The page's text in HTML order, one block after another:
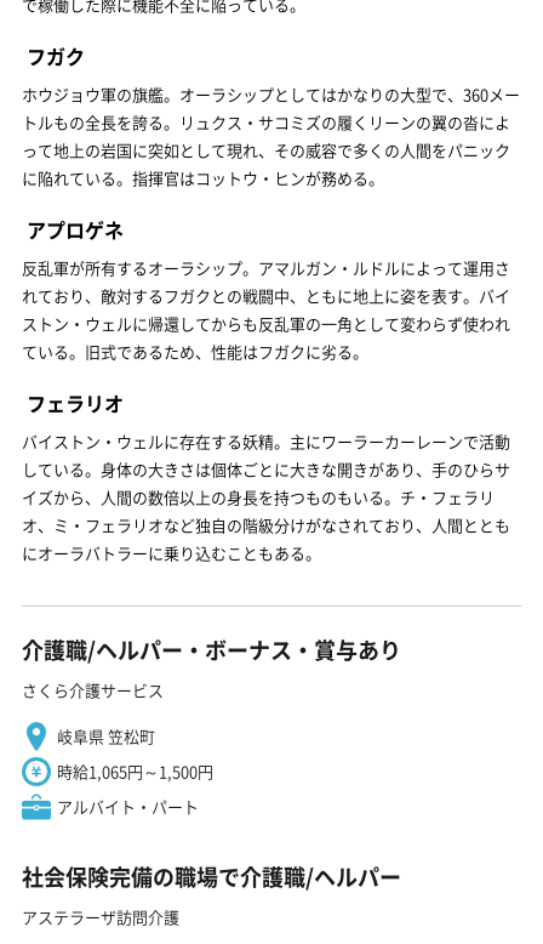
フガク
ホウジョウ軍の旗艦。オーラシップとしてはかなりの大型で、360メー
トルもの全長を誇る。リュクス・サコミズの履くリーンの翼の沓によ
って地上の岩国に突如として現れ、その威容で多くの人間をパニック
に陥れている。指揮官はコットウ・ヒンが務める。
アプロゲネ
反乱軍が所有するオーラシップ。アマルガン・ルドルによって運用さ
れており、敵対するフガクとの戦闘中、ともに地上に姿を表す。バイ
ストン・ウェルに帰還してからも反乱軍の一角として変わらず使われ
ている。旧式であるため、性能はフガクに劣る。
フェラリオ
バイストン・ウェルに存在する妖精。主にワーラーカーレーンで活動
している。身体の大きさは個体ごとに大きな開きがあり、手のひらサ
イズから、人間の数倍以上の身長を持つものもいる。チ・フェラリ
オ、ミ・フェラリオなど独自の階級分けがなされており、人間ととも
にオーラバトラーに乗り込むこともある。
介護職/ヘルパー・ボーナス・賞与あり
さくら介護サービス
岐阜県 笠松町
時給1,065円～1,500円
アルバイト・パート
社会保険完備の職場で介護職/ヘルパー
アステラーザ訪問介護